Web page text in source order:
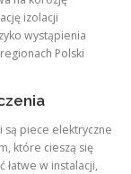
izolacji
wystąpienia
Polski
są piece elektryczne
które cieszą się
w instalacji,